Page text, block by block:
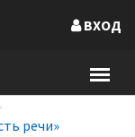
ВХОД
речи»